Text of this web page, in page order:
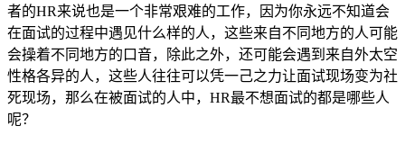
者的HR来说也是一个非常艰难的工作，因为你永远不知道会
在面试的过程中遇见什么样的人，这些来自不同地方的人可能
会操着不同地方的口音，除此之外，还可能会遇到来自外太空
性格各异的人，这些人往往可以凭一己之力让面试现场变为社
死现场，那么在被面试的人中，HR最不想面试的都是哪些人
呢？